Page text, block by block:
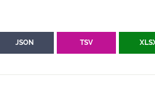
JSON TSV